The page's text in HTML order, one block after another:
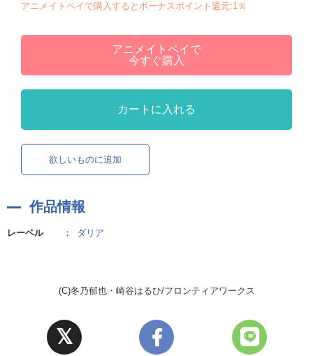
アニメイトペイで購入するとボーナスポイント還元:1％
アニメイトペイで
今すぐ購入
カートに入れる
欲しいものに追加
作品情報
レーベル ： ダリア
(C)冬乃郁也・崎谷はるひ/フロンティアワークス